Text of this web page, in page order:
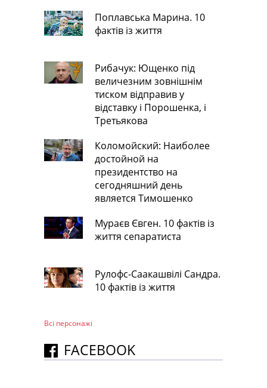
Поплавська Марина. 10
фактів із життя
Рибачук: Ющенко під
величезним зовнішнім
тиском відправив у
відставку і Порошенка, і
Третьякова
Коломойский: Наиболее
достойной на
президентство на
сегодняшний день
является Тимошенко
Мураєв Євген. 10 фактів із
життя сепаратиста
Рулофс-Саакашвілі Сандра.
10 фактів із життя
Всі персонажi
FACEBOOK